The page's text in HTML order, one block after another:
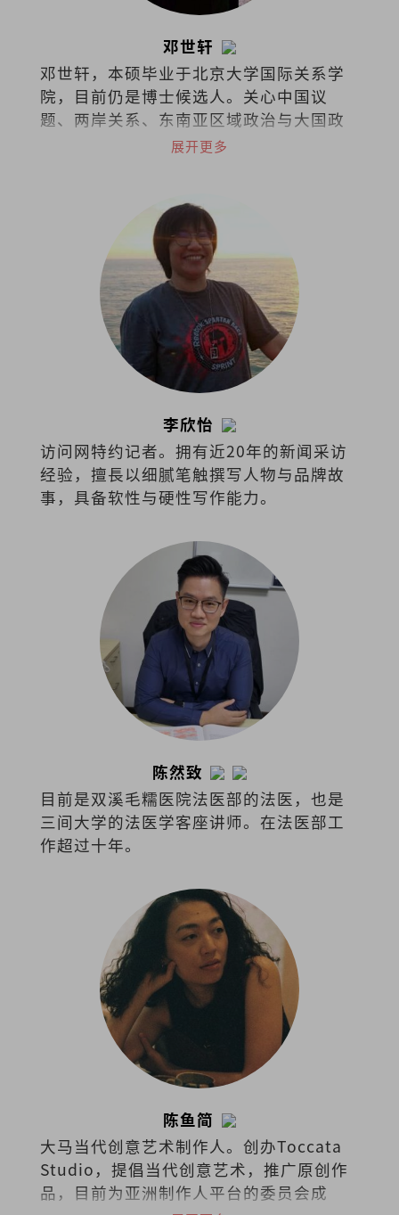
邓世轩
邓世轩，本硕毕业于北京大学国际关系学
院，目前仍是博士候选人。关心中国议
题、两岸关系、东南亚区域政治与大国政
治下的小国能动性。展开更多
李欣怡
访问网特约记者。拥有近20年的新闻采访
经验，擅⻑以细腻笔触撰写⼈物与品牌故
事，具备软性与硬性写作能⼒。
陈然致
目前是双溪毛糯医院法医部的法医，也是
三间大学的法医学客座讲师。在法医部工
作超过十年。
陈鱼简
大马当代创意艺术制作人。创办Toccata
Studio，提倡当代创意艺术，推广原创作
品，目前为亚洲制作人平台的委员会成